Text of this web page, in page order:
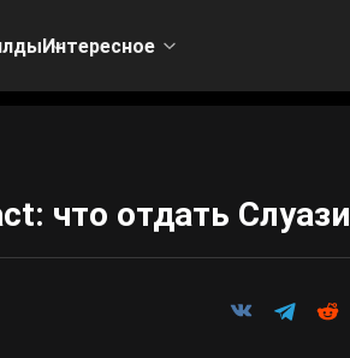
Интересное
что отдать Слуази